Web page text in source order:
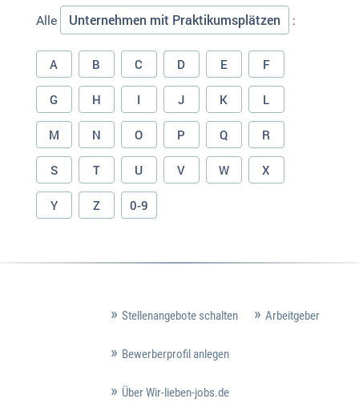
Alle Unternehmen mit Praktikumsplätzen :
A B C D E F
G H I J K L
M N O P Q R
S T U V W X
Y Z 0-9
Stellenangebote schalten Arbeitgeber
Bewerberprofil anlegen
Über Wir-lieben-jobs.de